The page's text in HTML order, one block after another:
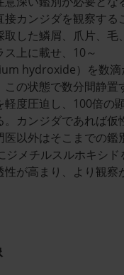
カンジダを観察する
取した鱗屑、爪片、毛
上に載せ、10～
hydroxide）を数滴
この状態で数分間静置
度圧迫し、100倍の
カンジダであれば仮
以外はそこまでの鑑
ジメチルスルホキシド
が高まり、より観察